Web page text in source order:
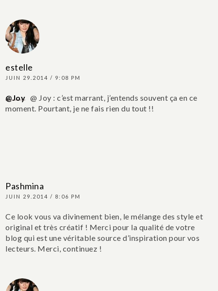
estelle
JUIN 29.2014 / 9:08 PM
@Joy @ Joy : c’est marrant, j’entends souvent ça en ce
moment. Pourtant, je ne fais rien du tout !!
Pashmina
JUIN 29.2014 / 8:06 PM
Ce look vous va divinement bien, le mélange des style et
original et très créatif ! Merci pour la qualité de votre
blog qui est une véritable source d’inspiration pour vos
lecteurs. Merci, continuez !